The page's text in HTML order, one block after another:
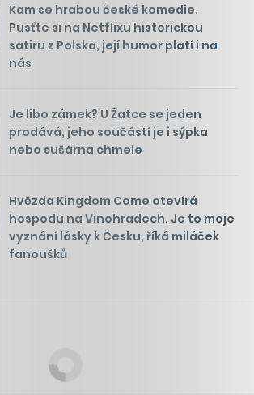
Kam se hrabou české komedie.
Pusťte si na Netflixu historickou
satiru z Polska, její humor platí i na
nás
Je libo zámek? U Žatce se jeden
prodává, jeho součástí je i sýpka
nebo sušárna chmele
Hvězda Kingdom Come otevírá
hospodu na Vinohradech. Je to moje
vyznání lásky k Česku, říká miláček
fanoušků